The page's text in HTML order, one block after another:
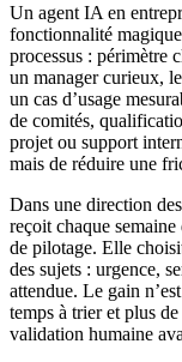
Un agent IA en
fonctionnalité
processus : périmètre
un manager curieux,
un cas d’usage
de comités,
projet ou support
mais de réduire une
Dans une direction
reçoit chaque
de pilotage. Elle
des sujets : urgence,
attendue. Le gain
temps à trier et plus
validation humaine